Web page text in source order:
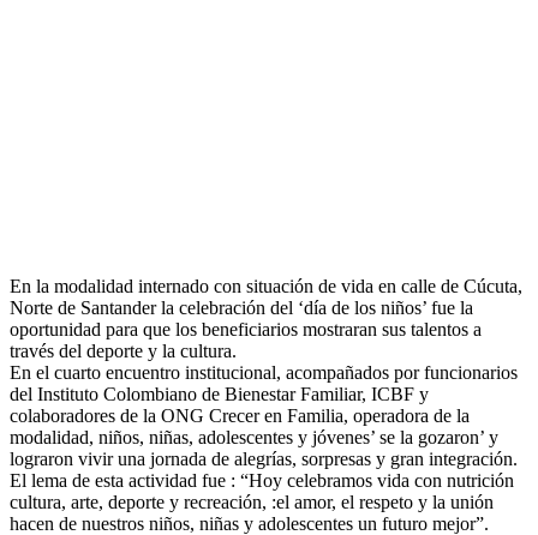
En la modalidad internado con situación de vida en calle de Cúcuta,
Norte de Santander la celebración del ‘día de los niños’ fue la
oportunidad para que los beneficiarios mostraran sus talentos a
través del deporte y la cultura.
En el cuarto encuentro institucional, acompañados por funcionarios
del Instituto Colombiano de Bienestar Familiar, ICBF y
colaboradores de la ONG Crecer en Familia, operadora de la
modalidad, niños, niñas, adolescentes y jóvenes’ se la gozaron’ y
lograron vivir una jornada de alegrías, sorpresas y gran integración.
El lema de esta actividad fue : “Hoy celebramos vida con nutrición
cultura, arte, deporte y recreación, :el amor, el respeto y la unión
hacen de nuestros niños, niñas y adolescentes un futuro mejor”.